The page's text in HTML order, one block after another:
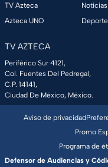
TV Azteca
Azteca UNO
Noticias
TV AZTECA
Periférico Sur 4121,
Col. Fuentes Del Pedregal,
C.P. 14141,
Ciudad De México, México.
Aviso de privacidad
Promo
Programa de
Defensor de Audiencias y